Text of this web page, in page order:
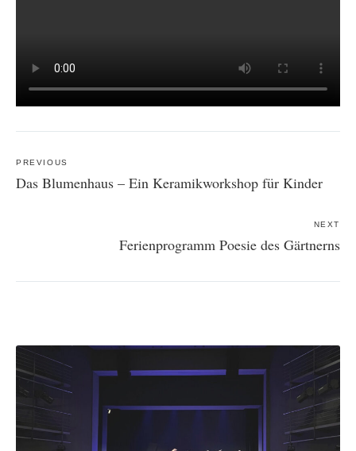
navigation
PREVIOUS
Das Blumenhaus – Ein Keramikworkshop für Kinder
NEXT
Ferienprogramm Poesie des Gärtnerns